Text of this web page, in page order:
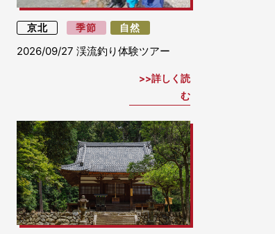
京北 季節 自然
2026/09/27 渓流釣り体験ツアー
詳しく読
む